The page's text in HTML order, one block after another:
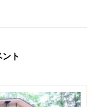
は勿論、辺りは
色も楽しめま
ト